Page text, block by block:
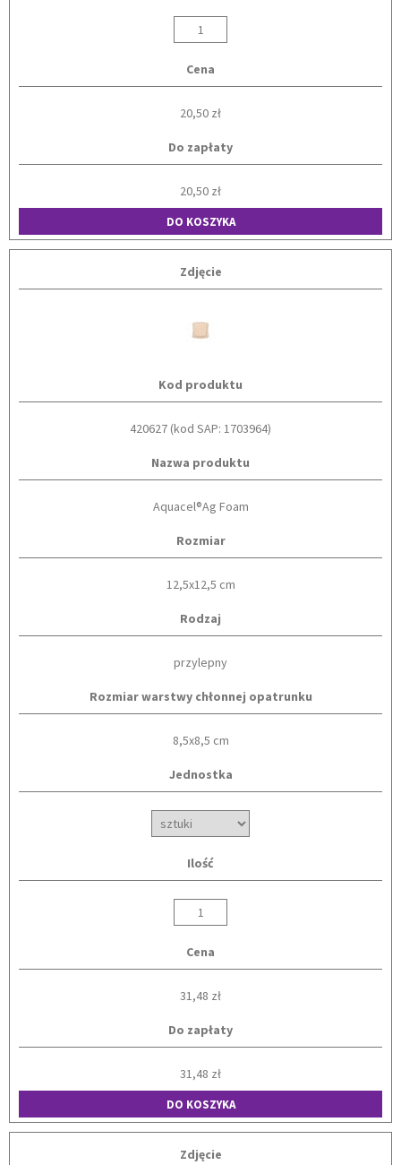
Cena
20,50 zł
Do zapłaty
20,50 zł
DO KOSZYKA
Zdjęcie
Kod produktu
420627 (kod SAP: 1703964)
Nazwa produktu
Aquacel®Ag Foam
Rozmiar
12,5x12,5 cm
Rodzaj
przylepny
Rozmiar warstwy chłonnej opatrunku
8,5x8,5 cm
Jednostka
Ilość
Cena
31,48 zł
Do zapłaty
31,48 zł
DO KOSZYKA
Zdjęcie